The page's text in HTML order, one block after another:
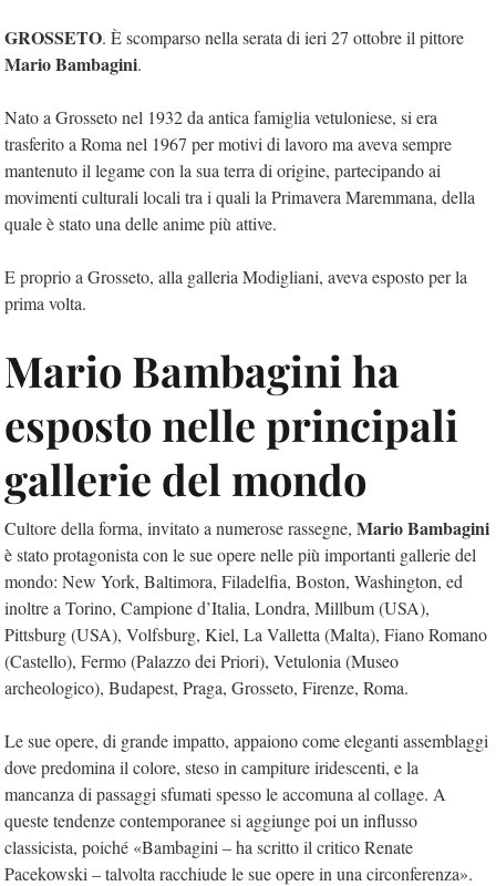
GROSSETO. È scomparso nella serata di ieri 27 ottobre il pittore
Mario Bambagini.
Nato a Grosseto nel 1932 da antica famiglia vetuloniese, si era
trasferito a Roma nel 1967 per motivi di lavoro ma aveva sempre
mantenuto il legame con la sua terra di origine, partecipando ai
movimenti culturali locali tra i quali la Primavera Maremmana, della
quale è stato una delle anime più attive.
E proprio a Grosseto, alla galleria Modigliani, aveva esposto per la
prima volta.
Mario Bambagini ha
esposto nelle principali
gallerie del mondo
Cultore della forma, invitato a numerose rassegne, Mario Bambagini
è stato protagonista con le sue opere nelle più importanti gallerie del
mondo: New York, Baltimora, Filadelfia, Boston, Washington, ed
inoltre a Torino, Campione d’Italia, Londra, Millbum (USA),
Pittsburg (USA), Volfsburg, Kiel, La Valletta (Malta), Fiano Romano
(Castello), Fermo (Palazzo dei Priori), Vetulonia (Museo
archeologico), Budapest, Praga, Grosseto, Firenze, Roma.
Le sue opere, di grande impatto, appaiono come eleganti assemblaggi
dove predomina il colore, steso in campiture iridescenti, e la
mancanza di passaggi sfumati spesso le accomuna al collage. A
queste tendenze contemporanee si aggiunge poi un influsso
classicista, poiché «Bambagini – ha scritto il critico Renate
Pacekowski – talvolta racchiude le sue opere in una circonferenza».